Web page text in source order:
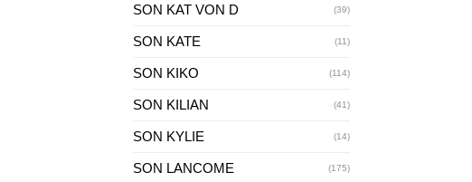
SON KAT VON D (39)
SON KATE (11)
SON KIKO (114)
SON KILIAN (41)
SON KYLIE (14)
SON LANCOME (175)